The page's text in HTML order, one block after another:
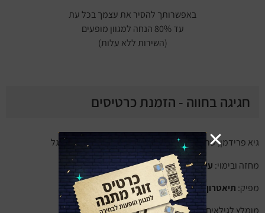
באפשרותך להסיר את עצמך בכל עת
עד 80% הנחה למגוון מופעים
(השירות ללא עלות)
חגיגה בחווה - הזמנת כרטיסים
גיא פרידמן, שרון שחל, אביתר בר דוד, עידו ביאליק, ענבר גל
מחזה ובימוי: עידן עמית
מפיק: תיאטרון נדנדה